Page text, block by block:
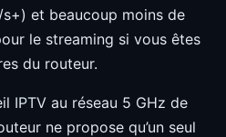
et beaucoup moins de
le streaming si vous êtes
du routeur.
IPTV au réseau 5 GHz de
ne propose qu’un seul